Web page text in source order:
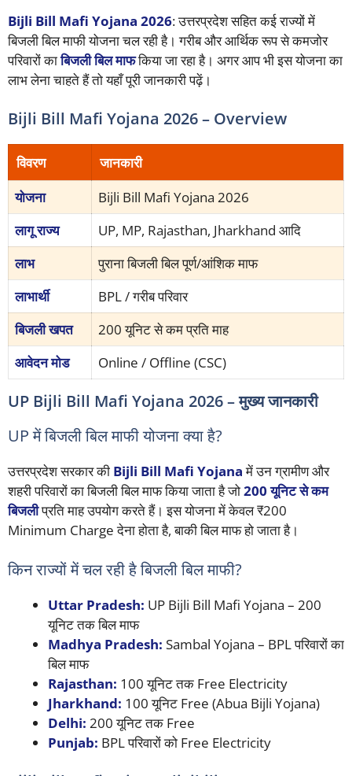
Bijli Bill Mafi Yojana 2026: उत्तरप्रदेश सहित कई राज्यों में
बिजली बिल माफी योजना चल रही है। गरीब और आर्थिक रूप से कमजोर
परिवारों काबिजली बिल माफकिया जा रहा है। अगर आप भी इस योजना का
लाभ लेना चाहते हैं तो यहाँ पूरी जानकारी पढ़ें।
Bijli Bill Mafi Yojana 2026 – Overview
विवरण
जानकारी
योजना
Bijli Bill Mafi Yojana 2026
लागू राज्य
UP, MP, Rajasthan, Jharkhand आदि
लाभ
पुराना बिजली बिल पूर्ण/आंशिक माफ
लाभार्थी
BPL / गरीब परिवार
बिजली खपत
200 यूनिट से कम प्रति माह
आवेदन मोड
Online / Offline (CSC)
UP Bijli Bill Mafi Yojana 2026 – मुख्य जानकारी
UP में बिजली बिल माफी योजना क्या है?
उत्तरप्रदेश सरकार की Bijli Bill Mafi Yojanaमें उन ग्रामीण और
शहरी परिवारों का बिजली बिल माफ किया जाता है जो200 यूनिट से कम
बिजलीप्रति माह उपयोग करते हैं। इस योजना में केवल ₹200
Minimum Charge देना होता है, बाकी बिल माफ हो जाता है।
किन राज्यों में चल रही है बिजली बिल माफी?
Uttar Pradesh: UP Bijli Bill Mafi Yojana – 200
यूनिट तक बिल माफ
Madhya Pradesh: Sambal Yojana – BPL परिवारों का
बिल माफ
Rajasthan: 100 यूनिट तक Free Electricity
Jharkhand: 100 यूनिट Free (Abua Bijli Yojana)
Delhi: 200 यूनिट तक Free
Punjab: BPL परिवारों को Free Electricity